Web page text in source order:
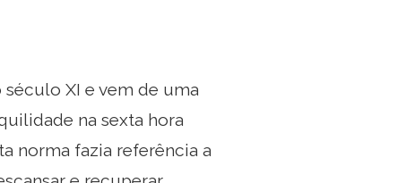
XI e vem de uma
na sexta hora
norma fazia referência a